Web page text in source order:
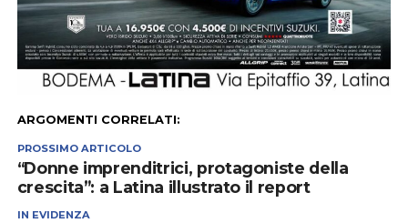
ARGOMENTI CORRELATI:
PROSSIMO ARTICOLO
“Donne imprenditrici, protagoniste della
crescita”: a Latina illustrato il report
IN EVIDENZA